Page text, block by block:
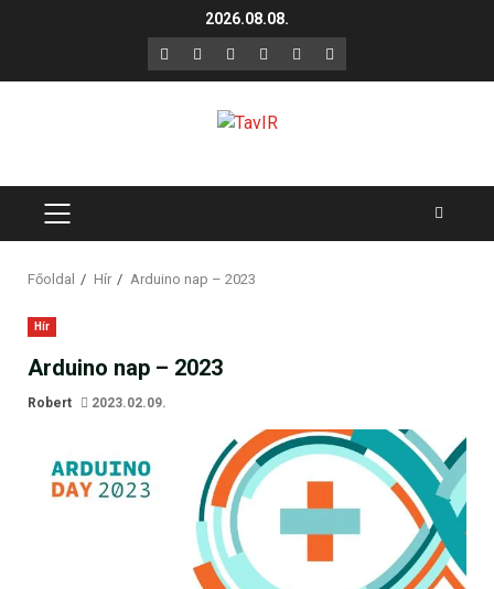
2026.08.08.
F X LinkedIn
YouTube
Instagram
GitHub
PRIMARY
Főoldal Hír Arduino nap – 2023
Hír
Arduino nap – 2023
Robert 2023.02.09.